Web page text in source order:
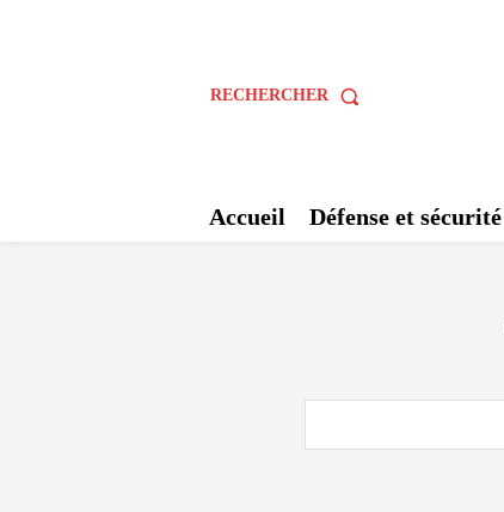
RECHERCHER
Accueil Défense et sécurité